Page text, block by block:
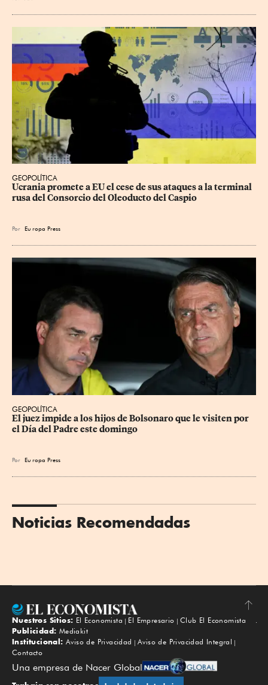
GEOPOLÍTICA
Ucrania promete a EU el cese de sus ataques a la terminal
rusa del Consorcio del Oleoducto del Caspio
Por Eu ropa Press
GEOPOLÍTICA
El juez impide a los hijos de Bolsonaro que le visiten por
el Día del Padre este domingo
Por Eu ropa Press
Noticias Recomendadas
Subir
Nuestros Sitios: El Economista El Empresario
Club El Economista
Publicidad: Mediakit
Institucional: Aviso de Privacidad
Aviso de Privacidad Integral
Contacto
Una empresa de Nacer Global